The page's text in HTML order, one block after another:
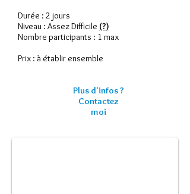
Durée : 2 jours
Niveau : Assez Difficile (?)
Nombre participants : 1 max
Prix : à établir ensemble
Plus d'infos ?
Contactez
moi
Tête de Sainte Marguerite